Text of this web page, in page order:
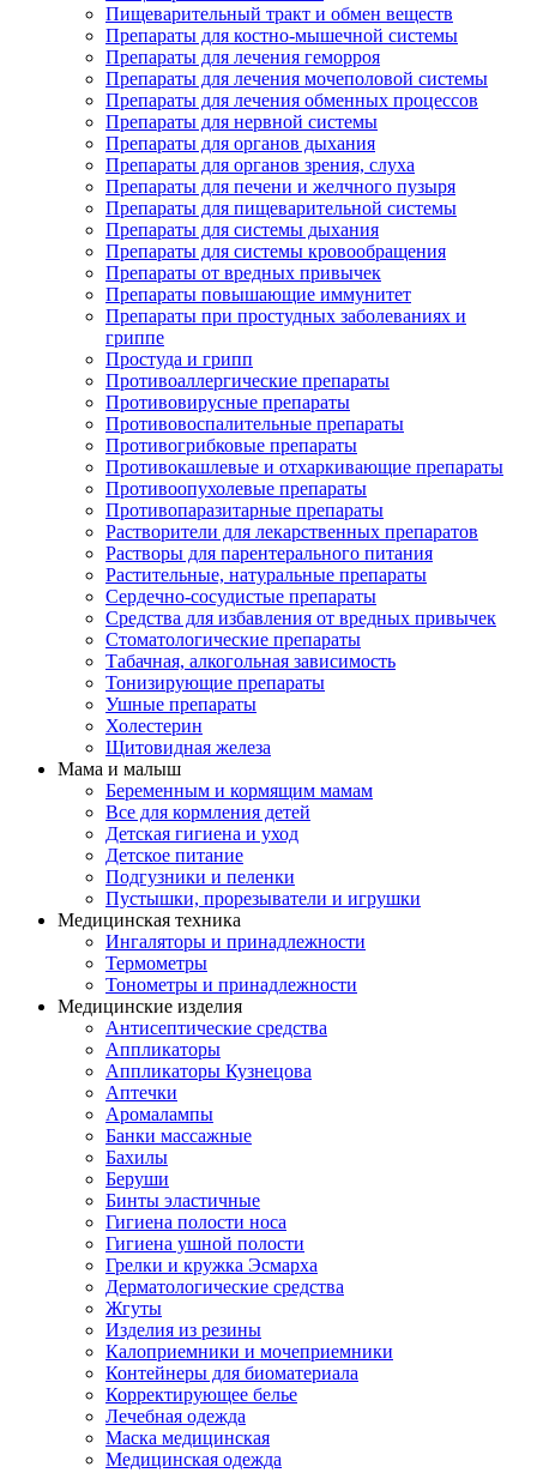
Пищеварительный тракт и обмен веществ
Препараты для костно-мышечной системы
Препараты для лечения геморроя
Препараты для лечения мочеполовой системы
Препараты для лечения обменных процессов
Препараты для нервной системы
Препараты для органов дыхания
Препараты для органов зрения, слуха
Препараты для печени и желчного пузыря
Препараты для пищеварительной системы
Препараты для системы дыхания
Препараты для системы кровообращения
Препараты от вредных привычек
Препараты повышающие иммунитет
Препараты при простудных заболеваниях и
гриппе
Простуда и грипп
Противоаллергические препараты
Противовирусные препараты
Противовоспалительные препараты
Противогрибковые препараты
Противокашлевые и отхаркивающие препараты
Противоопухолевые препараты
Противопаразитарные препараты
Растворители для лекарственных препаратов
Растворы для парентерального питания
Растительные, натуральные препараты
Сердечно-сосудистые препараты
Средства для избавления от вредных привычек
Стоматологические препараты
Табачная, алкогольная зависимость
Тонизирующие препараты
Ушные препараты
Холестерин
Щитовидная железа
Мама и малыш
Беременным и кормящим мамам
Все для кормления детей
Детская гигиена и уход
Детское питание
Подгузники и пеленки
Пустышки, прорезыватели и игрушки
Медицинская техника
Ингаляторы и принадлежности
Термометры
Тонометры и принадлежности
Медицинские изделия
Антисептические средства
Аппликаторы
Аппликаторы Кузнецова
Аптечки
Аромалампы
Банки массажные
Бахилы
Беруши
Бинты эластичные
Гигиена полости носа
Гигиена ушной полости
Грелки и кружка Эсмарха
Дерматологические средства
Жгуты
Изделия из резины
Калоприемники и мочеприемники
Контейнеры для биоматериала
Корректирующее белье
Лечебная одежда
Маска медицинская
Медицинская одежда